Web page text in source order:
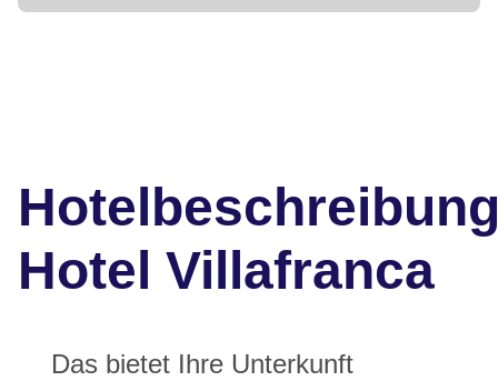
Hotel Villafranca
Das bietet Ihre Unterkunft